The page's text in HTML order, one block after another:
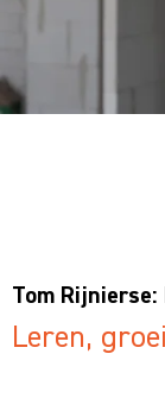
Tom
Leren,